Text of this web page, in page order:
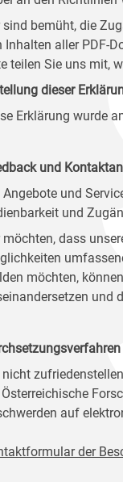
sind bemüht, die
Inhalten aller PDF-
teilen Sie uns mit,
dieser
Erklärung wurde
und
Angebote und
und
möchten, dass
möchten,
und
nicht
auf
der